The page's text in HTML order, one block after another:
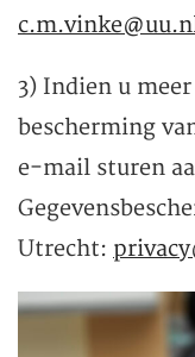
3) Indien u
bescherming
e-mail sturen
Utrecht: